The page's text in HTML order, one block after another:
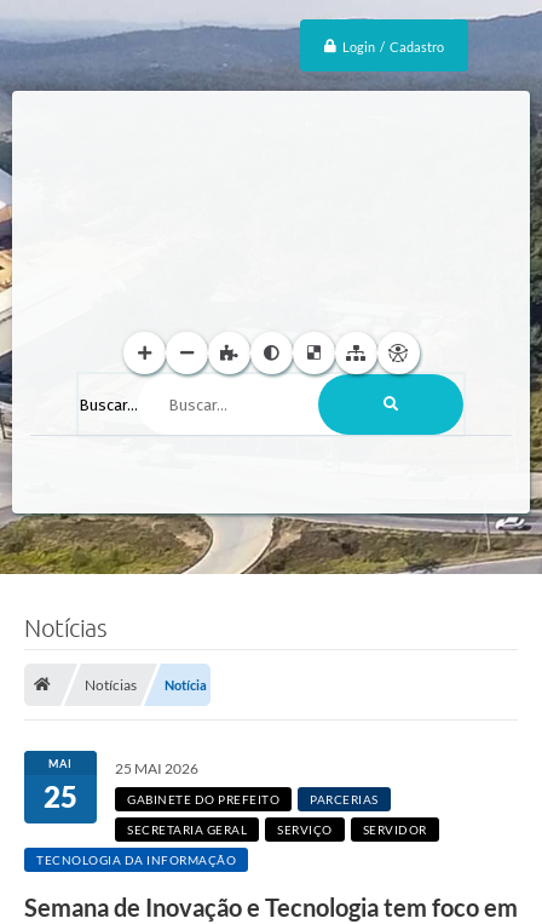
Login / Cadastro
Buscar...
Notícias
Notícias Notícia
MAI
25
25 MAI 2026
GABINETE DO PREFEITO PARCERIAS
SECRETARIA GERAL SERVIÇO SERVIDOR
TECNOLOGIA DA INFORMAÇÃO
Semana de Inovação e Tecnologia tem foco em
c
a
r
i